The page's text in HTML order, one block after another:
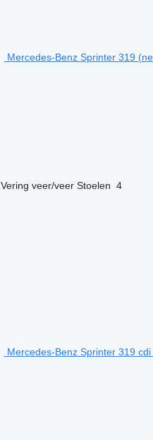
Mercedes-Benz Sprinter 319
Vering veer/veer Stoelen 4
Mercedes-Benz Sprinter 319